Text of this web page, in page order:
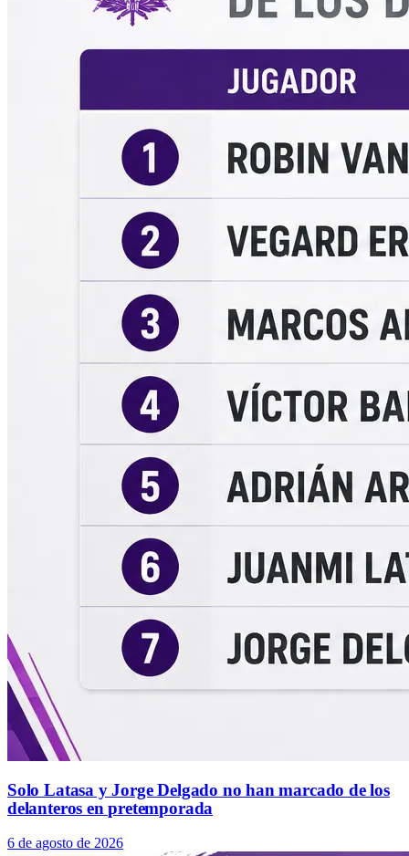
Solo Latasa y Jorge Delgado no han marcado de los
delanteros en pretemporada
6 de agosto de 2026